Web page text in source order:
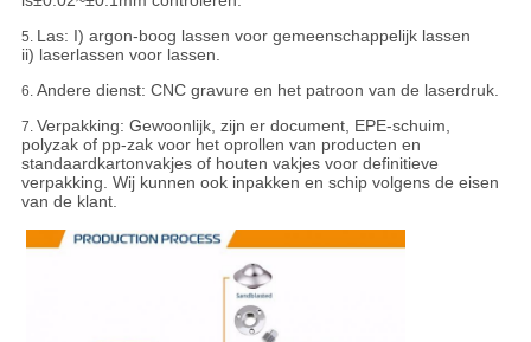
5. Las: I) argon-boog lassen voor gemeenschappelijk lassen
ii) laserlassen voor lassen.
6. Andere dienst: CNC gravure en het patroon van de laserdruk.
7. Verpakking: Gewoonlijk, zijn er document, EPE-schuim,
polyzak of pp-zak voor het oprollen van producten en
standaardkartonvakjes of houten vakjes voor definitieve
verpakking. Wij kunnen ook inpakken en schip volgens de eisen
van de klant.